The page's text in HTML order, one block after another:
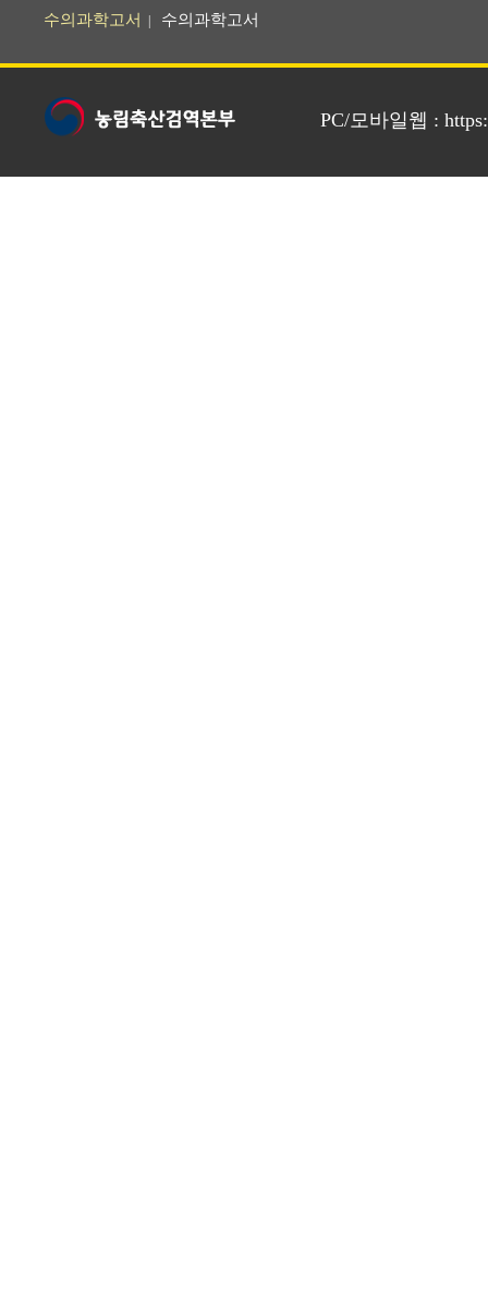
수의과학고서 수의과학고서
PC/모바일웹 :